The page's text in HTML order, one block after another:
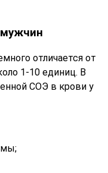
отличается от
1-10 единиц. В
СОЭ в крови у